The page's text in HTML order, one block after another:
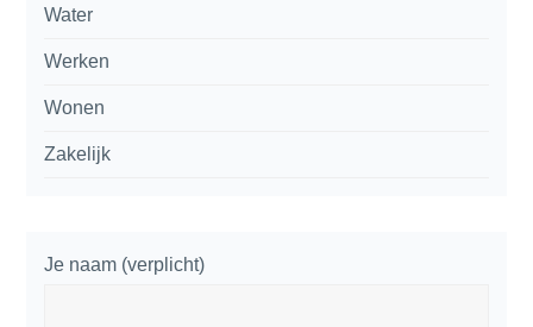
Water
Werken
Wonen
Zakelijk
Je naam (verplicht)